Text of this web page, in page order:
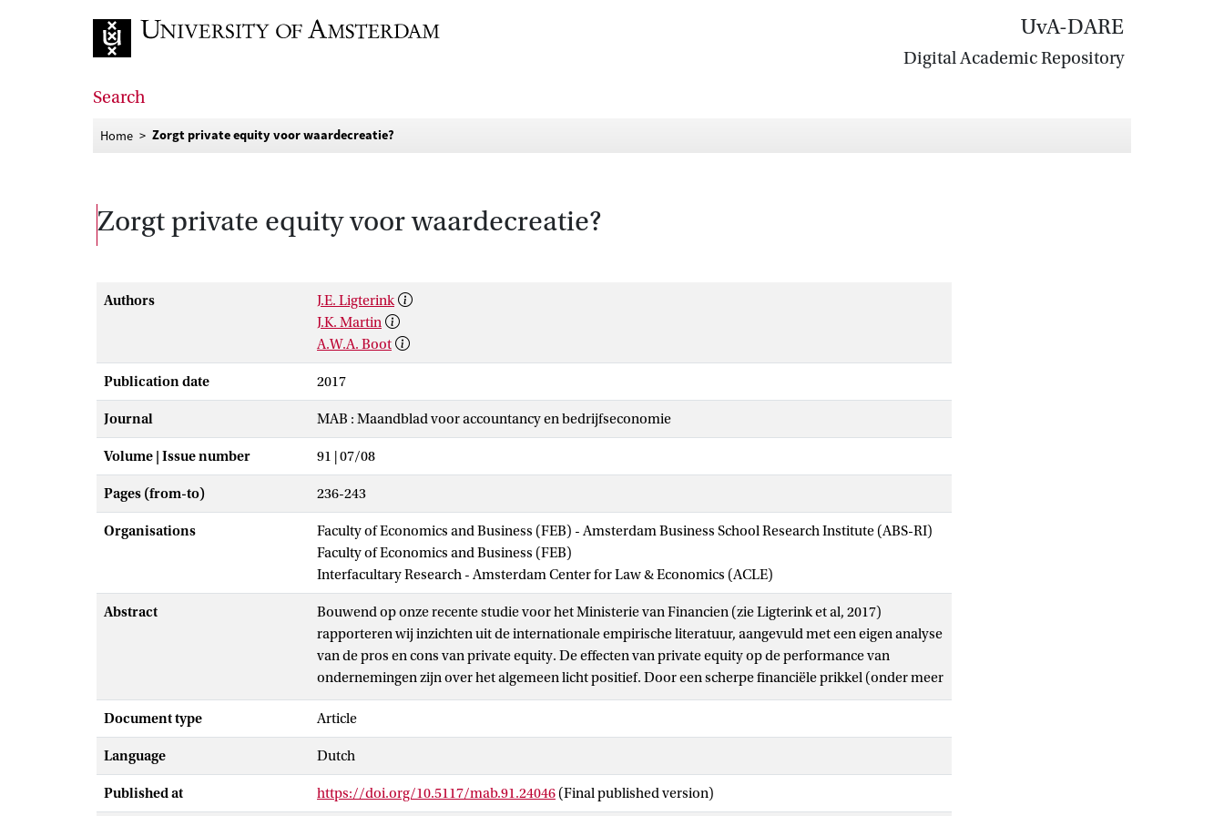
UvA-DARE
Digital Academic Repository
Search
Home Zorgt private equity voor waardecreatie?
Zorgt private equity voor waardecreatie?
Authors
J.E. Ligterink
J.K. Martin
A.W.A. Boot
Publication date 2017
Journal MAB : Maandblad voor accountancy en bedrijfseconomie
Volume | Issue number 91 | 07/08
Pages (from-to) 236-243
Organisations
Faculty of Economics and Business (FEB) - Amsterdam Business School Research Institute (ABS-RI)
Faculty of Economics and Business (FEB)
Interfacultary Research - Amsterdam Center for Law & Economics (ACLE)
Abstract
Bouwend op onze recente studie voor het Ministerie van Financien (zie Ligterink et al, 2017)
rapporteren wij inzichten uit de internationale empirische literatuur, aangevuld met een eigen analyse
van de pros en cons van private equity. De effecten van private equity op de performance van
ondernemingen zijn over het algemeen licht positief. Door een scherpe financiële prikkel (onder meer
door de leverage) zet het aan tot actie om verbeteringen in de onderneming waarin is geïnvesteerd
door te voeren. Het rendement voor de private equity-investeerders is echter niet altijd echte
andere stakeholders. Belangenconflicten en excessen (bijvoorbeeld een excessieve focus op de korte
termijn) vragen aandacht.
Document type Article
Language Dutch
Published at https://doi.org/10.5117/mab.91.24046 (Final published version)